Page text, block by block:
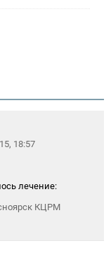
18:57
лечение:
КЦРМ